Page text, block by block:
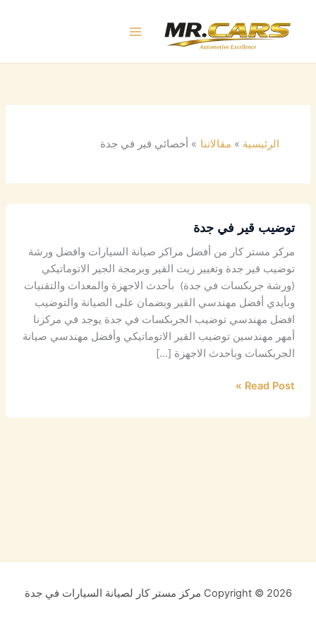
المحتوى
الرئيسية مقالاتنا أخصائي قير في جدة
توضيب قير في جدة
مركز مستر كار من أفضل مراكز صيانة السيارات وافضل ورشة
توضيب قير جدة وتغيير زيت القير وبرمجة الجير الاتوماتيكي
(ورشة جربكسات في جدة) بأحدث الاجهزة والمعدات والتقنيات
وبأيدي أفضل مهندسي القير وبضمان على الصيانة والتوضيب
افضل مهندسي توضيب الجربكسات في جدة يوجد في مركزنا
أمهر مهندسين توضيب القير الاتوماتيكي وأفضل مهندسي صيانة
الجربكسات وباحدث الاجهزة […]
Read Post »
Copyright © 2026 مركز مستر كار لصيانة السيارات في جدة